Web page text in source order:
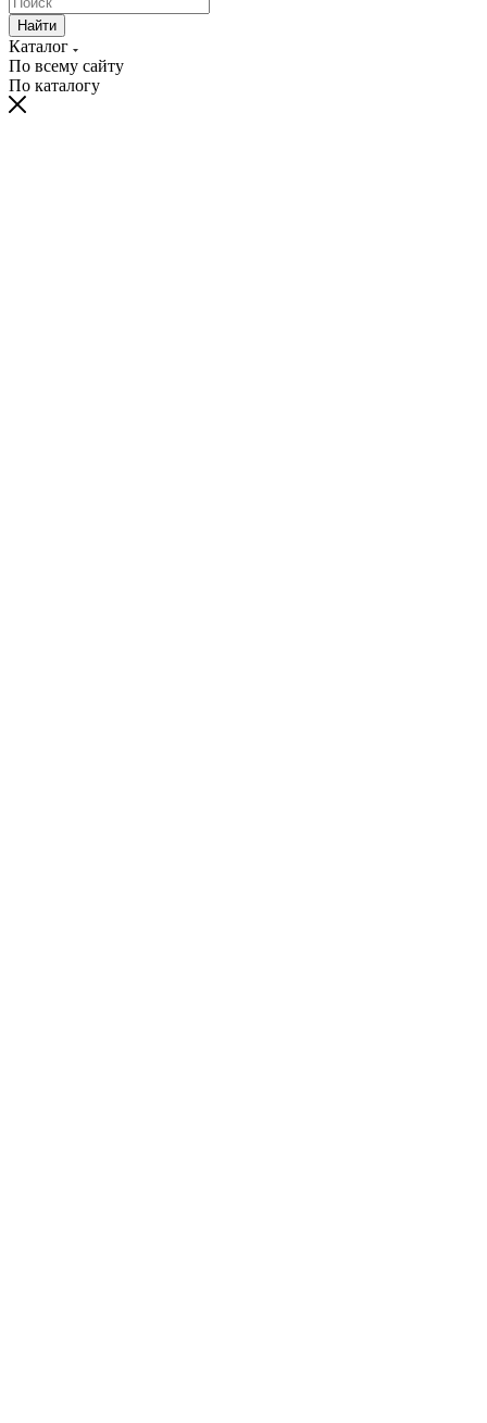
Найти
Каталог
По всему сайту
По каталогу